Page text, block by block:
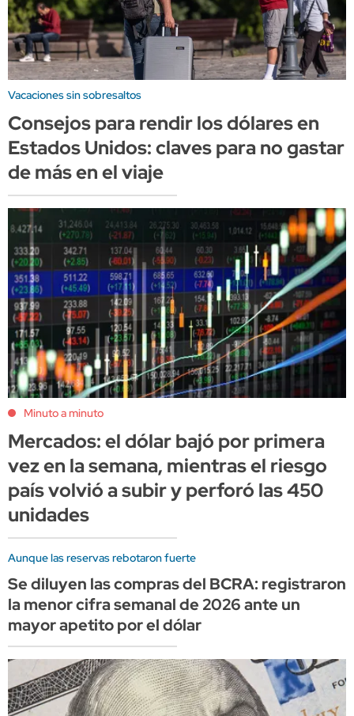
Vacaciones sin sobresaltos
Consejos para rendir los dólares en
Estados Unidos: claves para no gastar
de más en el viaje
Minuto a minuto
Mercados: el dólar bajó por primera
vez en la semana, mientras el riesgo
país volvió a subir y perforó las 450
unidades
Aunque las reservas rebotaron fuerte
Se diluyen las compras del BCRA: registraron
la menor cifra semanal de 2026 ante un
mayor apetito por el dólar